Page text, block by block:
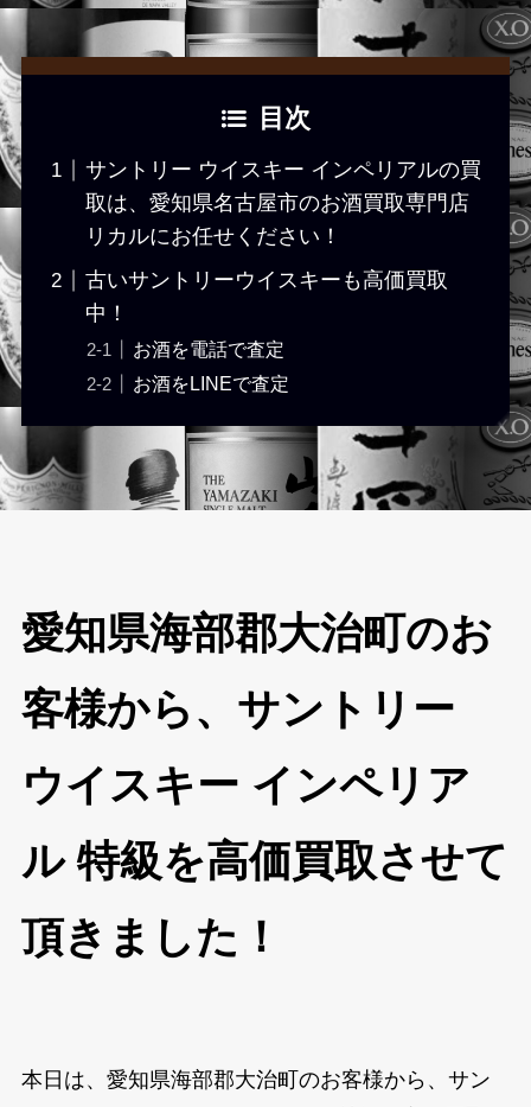
目次
サントリー ウイスキー インペリアルの買
取は、愛知県名古屋市のお酒買取専門店
リカルにお任せください！
古いサントリーウイスキーも高価買取
中！
お酒を電話で査定
お酒をLINEで査定
愛知県海部郡大治町のお
客様から、サントリー
ウイスキー インペリア
ル 特級を高価買取させて
頂きました！
本日は、愛知県海部郡大治町のお客様から、サン